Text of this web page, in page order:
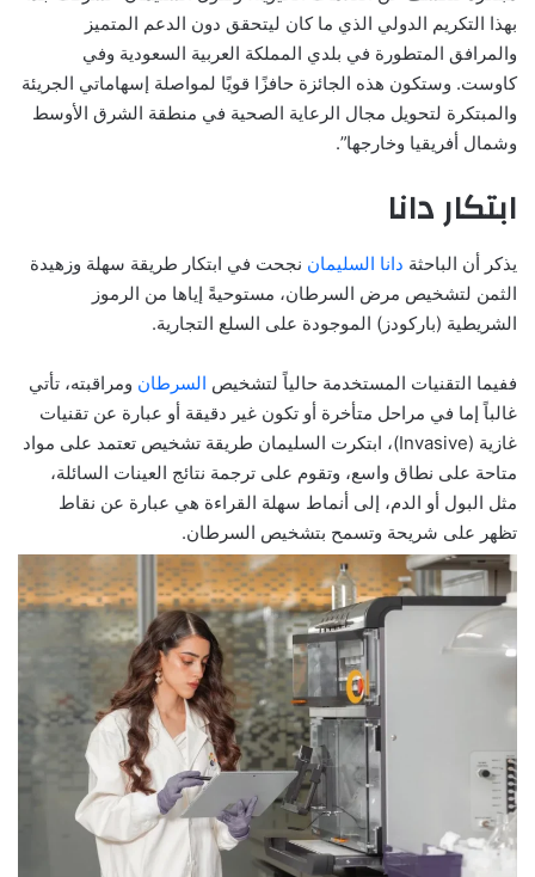
بهذا التكريم الدولي الذي ما كان ليتحقق دون الدعم المتميز
والمرافق المتطورة في بلدي المملكة العربية السعودية وفي
كاوست. وستكون هذه الجائزة حافزًا قويًا لمواصلة إسهاماتي الجريئة
والمبتكرة لتحويل مجال الرعاية الصحية في منطقة الشرق الأوسط
وشمال أفريقيا وخارجها”.
ابتكار دانا
يذكر أن الباحثة دانا السليمان نجحت في ابتكار طريقة سهلة وزهيدة
الثمن لتشخيص مرض السرطان، مستوحيةً إياها من الرموز
الشريطية (باركودز) الموجودة على السلع التجارية.
ففيما التقنيات المستخدمة حالياً لتشخيص السرطان ومراقبته، تأتي
غالباً إما في مراحل متأخرة أو تكون غير دقيقة أو عبارة عن تقنيات
غازية (Invasive)، ابتكرت السليمان طريقة تشخيص تعتمد على مواد
متاحة على نطاق واسع، وتقوم على ترجمة نتائج العينات السائلة،
مثل البول أو الدم، إلى أنماط سهلة القراءة هي عبارة عن نقاط
تظهر على شريحة وتسمح بتشخيص السرطان.